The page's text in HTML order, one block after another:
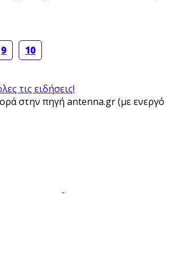
9 10
τις ειδήσεις!
στην πηγή antenna.gr (με ενεργό